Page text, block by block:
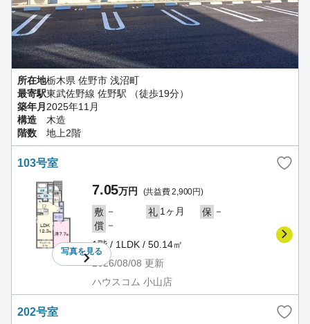
所在地栃木県 佐野市 浅沼町
最寄駅東武佐野線 佐野駅 （徒歩19分）
築年月 2025年11月
構造
木造
階数
地上2階
103号室
写真を見る
7.05万円 (共益費 2,900円)
敷 － 礼 1ヶ月 保 －
償 －
1階 / 1LDK / 50.14㎡
2026/08/08 更新
ハウスコム 小山店
202号室